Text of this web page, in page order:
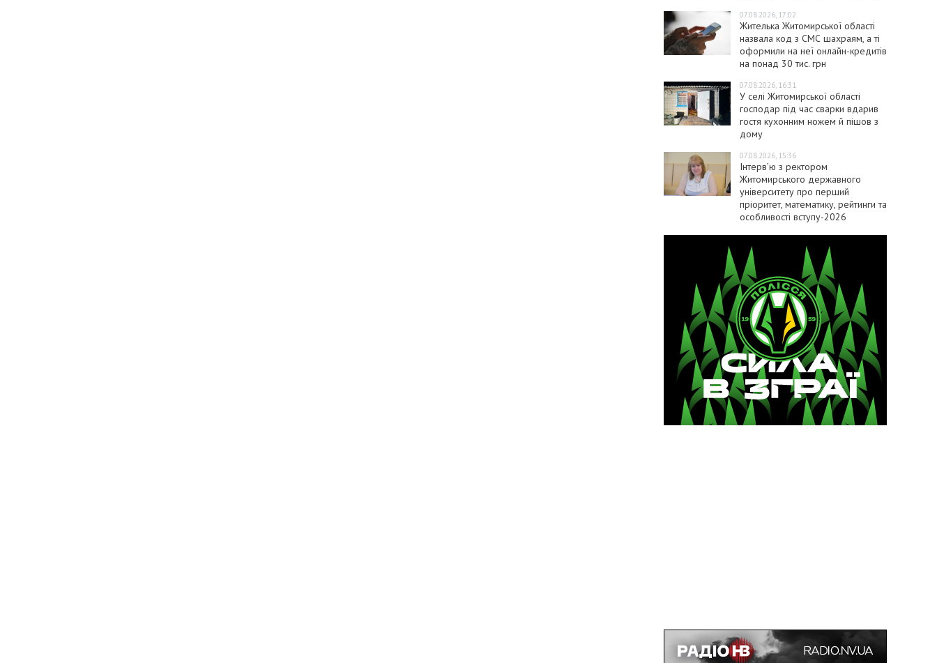
07.08.2026, 17:02
Жителька Житомирської області
назвала код з СМС шахраям, а ті
оформили на неї онлайн-кредитів
на понад 30 тис. грн
07.08.2026, 16:31
У селі Житомирської області
господар під час сварки вдарив
гостя кухонним ножем й пішов з
дому
07.08.2026, 15:36
Інтерв’ю з ректором
Житомирського державного
університету про перший
пріоритет, математику, рейтинги та
особливості вступу-2026